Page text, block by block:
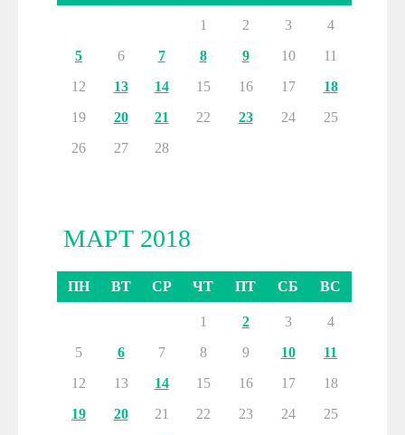
1 2 3
4
5
6 7 8 9 10
11
12
13 14 15 16 17
18
19
20 21 22 23 24
25
26
27 28
МАРТ 2018
ПН ВТ СР ЧТ ПТ СБ ВС
1 2 3
4
5
6 7 8 9 10
11
12
13 14 15 16 17
18
19
20 21 22 23 24
25